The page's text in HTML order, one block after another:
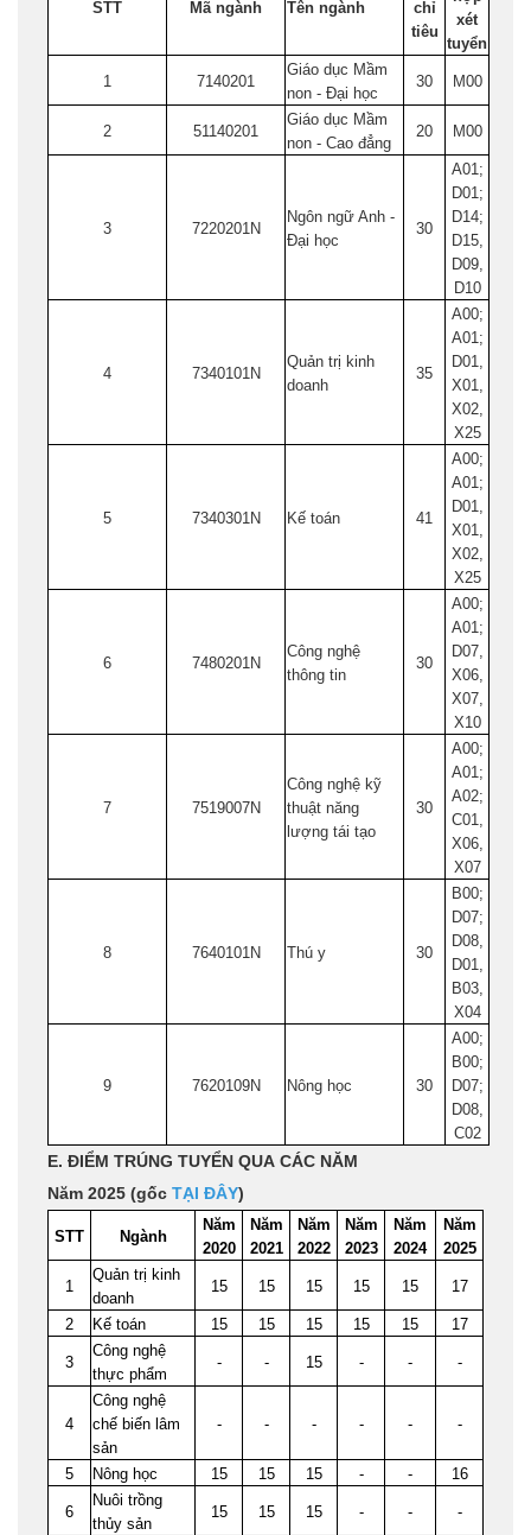
STT Mã ngành Tên ngành
chỉ
tiêu
xét
tuyển
1 7140201
Giáo dục Mầm
non - Đại học
30 M00
2 51140201
Giáo dục Mầm
non - Cao đẳng
20 M00
3 7220201N
Ngôn ngữ Anh -
Đại học
30
A01;
D01;
D14;
D15,
D09,
D10
4 7340101N
Quản trị kinh
doanh
35
A00;
A01;
D01,
X01,
X02,
X25
5 7340301N Kế toán 41
A00;
A01;
D01,
X01,
X02,
X25
6 7480201N
Công nghệ
thông tin
30
A00;
A01;
D07,
X06,
X07,
X10
7 7519007N
Công nghệ kỹ
thuật năng
lượng tái tạo
30
A00;
A01;
A02;
C01,
X06,
X07
8 7640101N Thú y 30
B00;
D07;
D08,
D01,
B03,
X04
9 7620109N Nông học 30
A00;
B00;
D07;
D08,
C02
E. ĐIỂM TRÚNG TUYỂN QUA CÁC NĂM
Năm 2025 (gốc TẠI ĐÂY)
STT Ngành
Năm
2020
Năm
2021
Năm
2022
Năm
2023
Năm
2024
Năm
2025
1
Quản trị kinh
doanh
15 15 15 15 15 17
2 Kế toán 15 15 15 15 15 17
3
Công nghệ
thực phẩm
- - 15 - - -
4
Công nghệ
chế biến lâm
sản
- - - - - -
5 Nông học 15 15 15 - - 16
6
Nuôi trồng
thủy sản
15 15 15 - - -